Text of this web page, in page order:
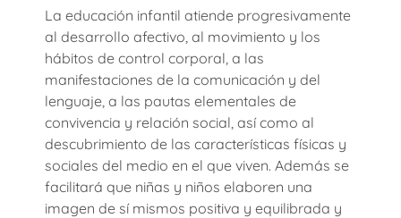
La educación infantil atiende progresivamente
al desarrollo afectivo, al movimiento y los
hábitos de control corporal, a las
manifestaciones de la comunicación y del
lenguaje, a las pautas elementales de
convivencia y relación social, así como al
descubrimiento de las características físicas y
sociales del medio en el que viven. Además se
facilitará que niñas y niños elaboren una
imagen de sí mismos positiva y equilibrada y